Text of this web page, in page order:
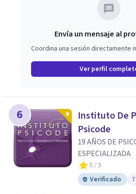
Envía un mensaje al
Coordina una sesión directamente
Ver perfil
6
Instituto De
Psicode
19 AÑOS DE
ESPECIALIZADA
5 / 5
Verificado